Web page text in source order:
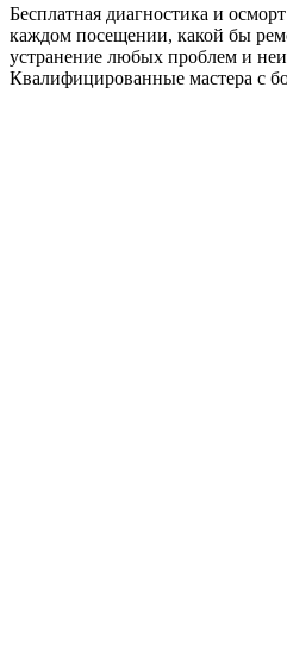
Бесплатная диагностика и
каждом посещении, какой бы
устранение любых проблем и
Квалифицированные мастера с